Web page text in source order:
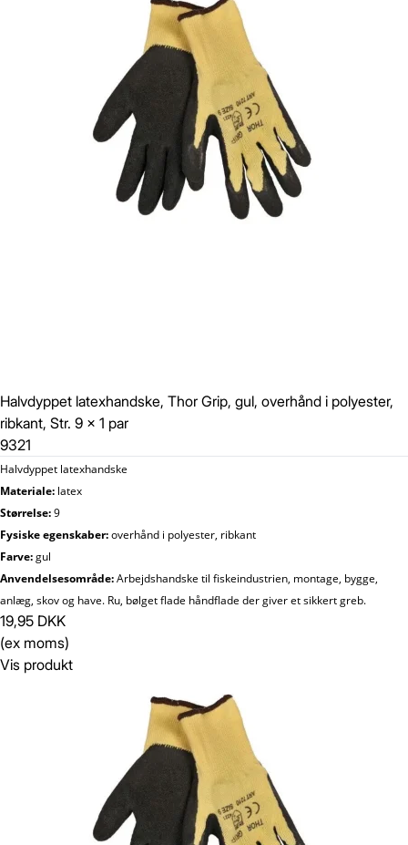
Halvdyppet latexhandske, Thor Grip, gul, overhånd i polyester,
ribkant, Str. 9 x 1 par
9321
Halvdyppet latexhandske
Materiale: latex
Størrelse:9
Fysiske egenskaber:overhånd i polyester, ribkant
Farve:gul
Anvendelsesområde:Arbejdshandske til fiskeindustrien, montage, bygge,
anlæg, skov og have. Ru, bølget flade håndflade der giver et sikkert greb.
19,95 DKK
(ex moms)
Vis produkt